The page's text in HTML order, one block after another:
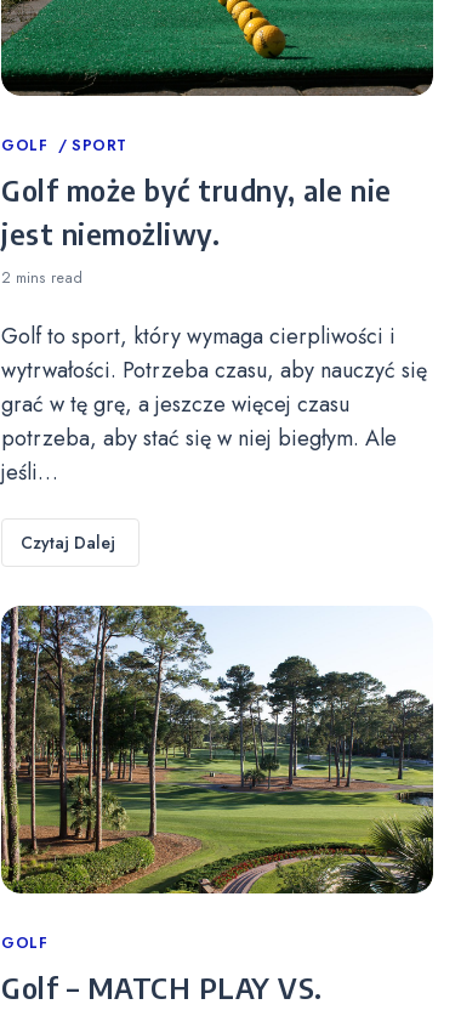
Categories
GOLF SPORT
Golf może być trudny, ale nie
jest niemożliwy.
2 mins read
Golf to sport, który wymaga cierpliwości i
wytrwałości. Potrzeba czasu, aby nauczyć się
grać w tę grę, a jeszcze więcej czasu
potrzeba, aby stać się w niej biegłym. Ale
jeśli…
Czytaj Dalej
Categories
GOLF
Golf – MATCH PLAY VS.